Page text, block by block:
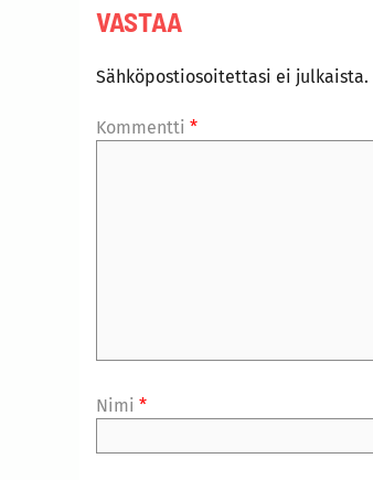
VASTAA
Sähköpostiosoitettasi ei julkaista.
Kommentti *
Nimi *